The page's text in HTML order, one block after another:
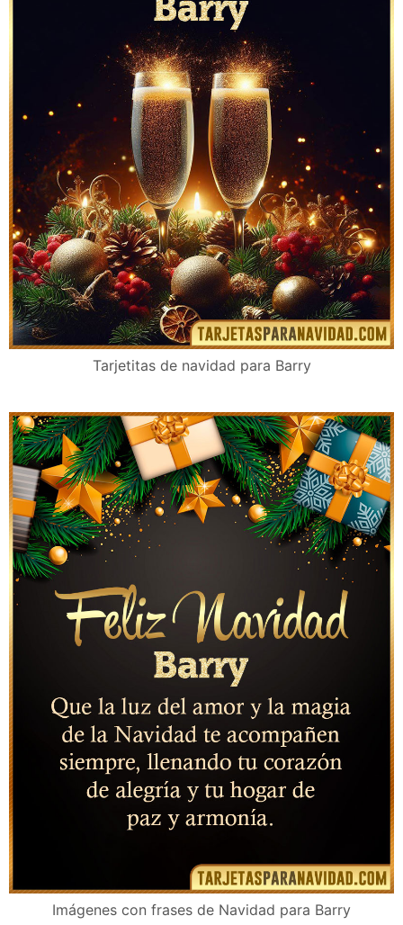
Tarjetitas de navidad para Barry
Imágenes con frases de Navidad para Barry